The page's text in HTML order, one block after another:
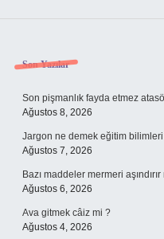
Sidebar
Son Yazılar
Son pişmanlık fayda etmez
Ağustos 8, 2026
Jargon ne demek eğitim
Ağustos 7, 2026
Bazı maddeler mermeri aşındırır
Ağustos 6, 2026
Ava gitmek câiz mi ?
Ağustos 4, 2026